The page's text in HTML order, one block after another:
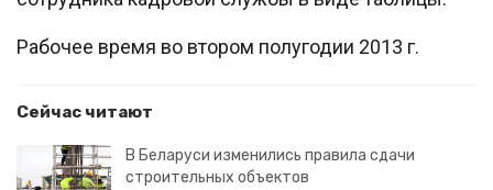
Рабочее время во втором полугодии 2013 г.
Сейчас читают
В Беларуси изменились правила сдачи
строительных объектов